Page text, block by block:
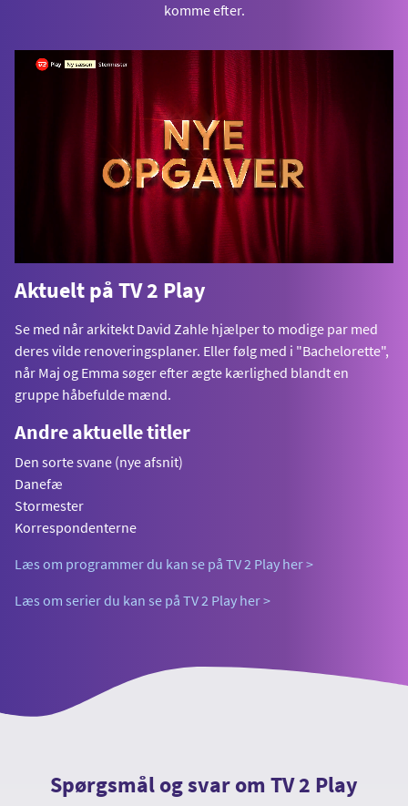
komme efter.
Aktuelt på TV 2 Play
Se med når arkitekt David Zahle hjælper to modige par med
deres vilde renoveringsplaner. Eller følg med i "Bachelorette",
når Maj og Emma søger efter ægte kærlighed blandt en
gruppe håbefulde mænd.
Andre aktuelle titler
Den sorte svane (nye afsnit)
Danefæ
Stormester
Korrespondenterne
Læs om programmer du kan se på TV 2 Play her >
Læs om serier du kan se på TV 2 Play her >
Spørgsmål og svar om TV 2 Play